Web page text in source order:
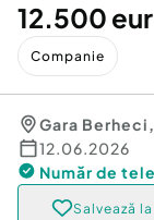
12.500 eur
Companie
Gara Berheci,
12.06.2026
Număr de
Salvează